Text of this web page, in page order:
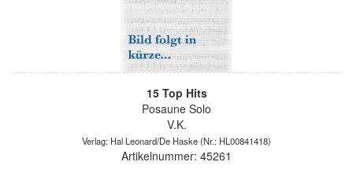
15 Top Hits
Posaune Solo
V.K.
Verlag: Hal Leonard/De Haske(Nr.: HL00841418)
Artikelnummer: 45261